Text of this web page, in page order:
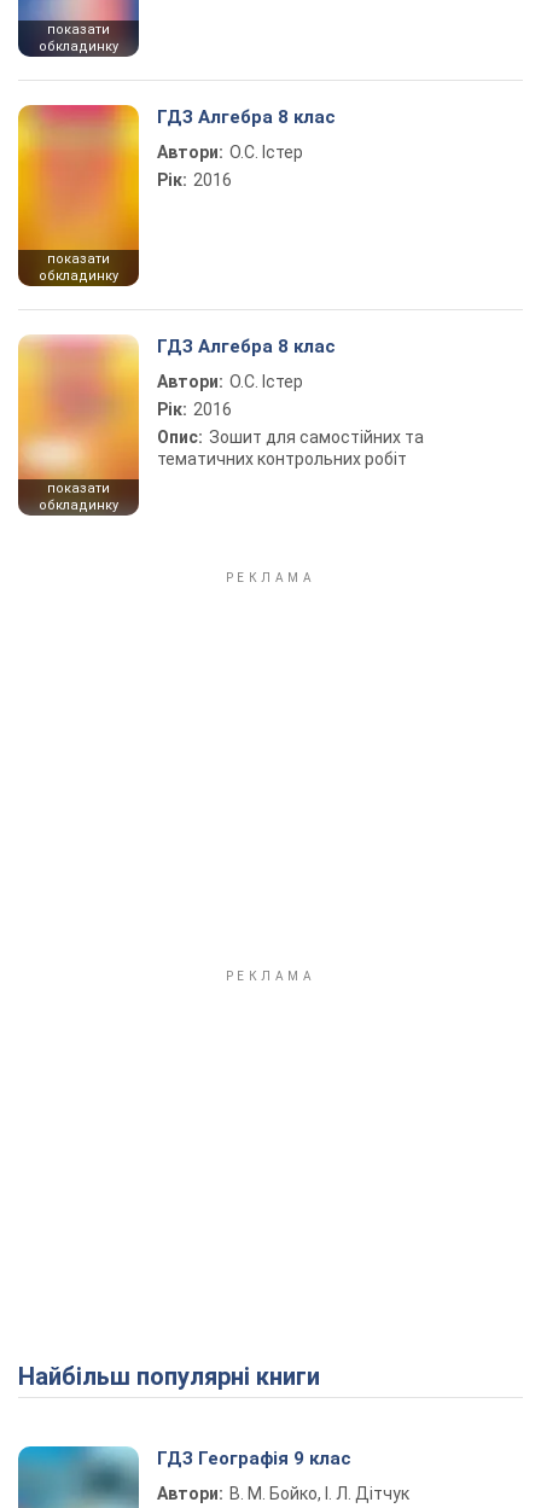
показати
обкладинку
показати
обкладинку
ГДЗ Алгебра 8 клас
Автори: О.С. Істер
Рік: 2016
показати
обкладинку
ГДЗ Алгебра 8 клас
Автори: О.С. Істер
Рік: 2016
Опис: Зошит для самостійних та
тематичних контрольних робіт
Найбільш популярні книги
ГДЗ Географія 9 клас
Автори: В. М. Бойко, І. Л. Дітчук